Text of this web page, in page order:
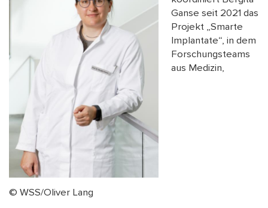
© WSS/Oliver Lang
Ganse seit 2021 das
Projekt „Smarte
Implantate“, in dem
Forschungsteams
aus Medizin,